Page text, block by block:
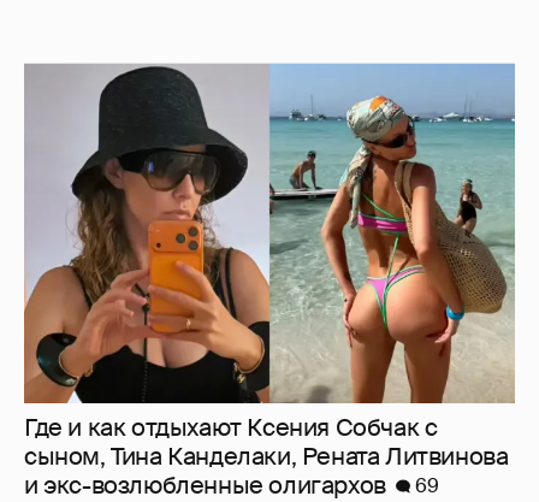
Где и как отдыхают Ксения Собчак с
сыном, Тина Канделаки, Рената Литвинова
и экс-возлюбленные олигархов
69